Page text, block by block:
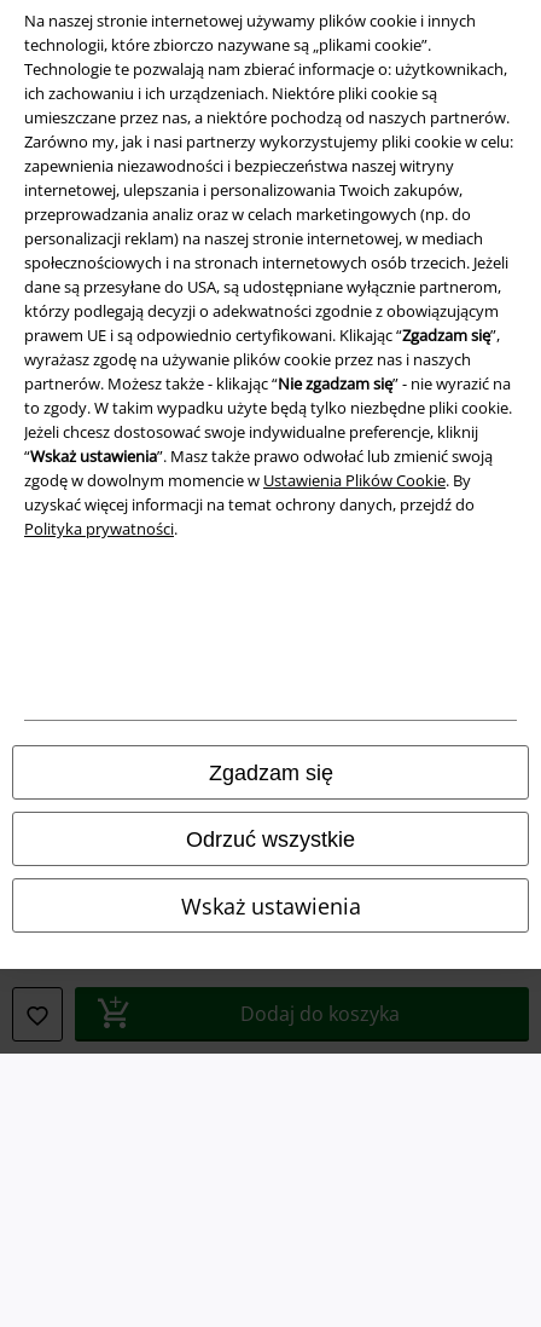
Na naszej stronie internetowej używamy plików cookie i innych
technologii, które zbiorczo nazywane są „plikami cookie”.
Technologie te pozwalają nam zbierać informacje o: użytkownikach,
ich zachowaniu i ich urządzeniach. Niektóre pliki cookie są
umieszczane przez nas, a niektóre pochodzą od naszych partnerów.
Zarówno my, jak i nasi partnerzy wykorzystujemy pliki cookie w celu:
zapewnienia niezawodności i bezpieczeństwa naszej witryny
internetowej, ulepszania i personalizowania Twoich zakupów,
przeprowadzania analiz oraz w celach marketingowych (np. do
personalizacji reklam) na naszej stronie internetowej, w mediach
społecznościowych i na stronach internetowych osób trzecich. Jeżeli
dane są przesyłane do USA, są udostępniane wyłącznie partnerom,
którzy podlegają decyzji o adekwatności zgodnie z obowiązującym
prawem UE i są odpowiednio certyfikowani. Klikając “Zgadzam się”,
wyrażasz zgodę na używanie plików cookie przez nas i naszych
partnerów. Możesz także - klikając “Nie zgadzam się” - nie wyrazić na
to zgody. W takim wypadku użyte będą tylko niezbędne pliki cookie.
Jeżeli chcesz dostosować swoje indywidualne preferencje, kliknij
“Wskaż ustawienia”. Masz także prawo odwołać lub zmienić swoją
zgodę w dowolnym momencie w Ustawienia Plików Cookie. By
uzyskać więcej informacji na temat ochrony danych, przejdź do
Polityka prywatności.
Zgadzam się
Odrzuć wszystkie
Wskaż ustawienia
Dodaj do koszyka
Aplikację EMP
Ściągnij nową aplikację EMP - ZA DARMO - i korzystaj z nowych
funkcji!
A Warner Music Group Company
Polityka prywatności
Unieszkodliwianie odpadów i ochrona środowiska
Informacje dotyczące dostępności
Skorzystaj z prawa do odstąpienia od umowy
Wszystkie ceny zawierają podatek VAT. Nie zawierająkosztów